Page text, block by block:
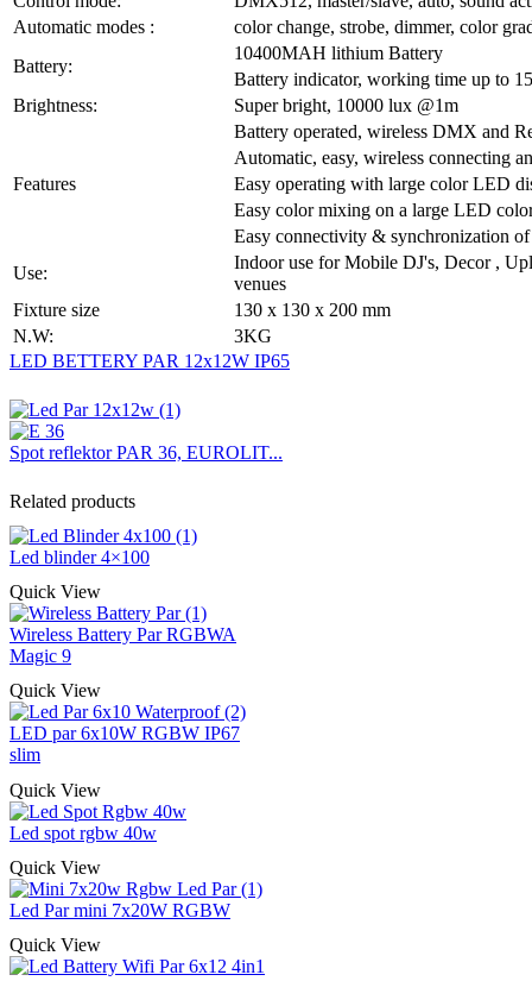
Automatic modes :
color change, strobe, dimmer, color
Battery:
10400MAH lithium Battery
Battery indicator, working time up to
Brightness:
Super bright, 10000 lux @1m
Features
Battery operated, wireless DMX and
Automatic, easy, wireless connecting
Easy operating with large color LED
Easy color mixing on a large LED
Easy connectivity & synchronization
Use:
Indoor use for Mobile DJ's, Decor ,
venues
Fixture size
130 x 130 x 200 mm
N.W:
3KG
LED BETTERY PAR 12x12W IP65
Spot reflektor PAR 36, EUROLIT...
Related products
Led blinder 4×100
Quick View
Wireless Battery Par RGBWA
Magic 9
Quick View
LED par 6x10W RGBW IP67
slim
Quick View
Led spot rgbw 40w
Quick View
Led Par mini 7x20W RGBW
Quick View